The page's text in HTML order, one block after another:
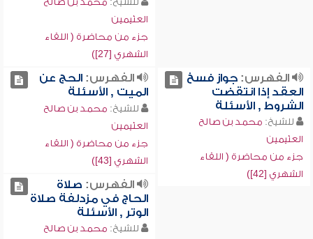
العثيمين
جزء من محاضرة ( اللقاء
الشهري [27])
الفهرس:جواز فسخ
العقد إذا انتقضت
الشروط , الأسئلة
للشيخ: محمد بن صالح
العثيمين
جزء من محاضرة ( اللقاء
الشهري [42])
الفهرس:الحج عن
الميت , الأسئلة
للشيخ: محمد بن صالح
العثيمين
جزء من محاضرة ( اللقاء
الشهري [43])
الفهرس: صلاة
الحاج في مزدلفة صلاة
الوتر , الأسئلة
للشيخ: محمد بن صالح